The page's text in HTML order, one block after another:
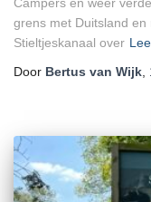
grens met Duitsland
Stieltjeskanaal over
Door Bertus van Wijk